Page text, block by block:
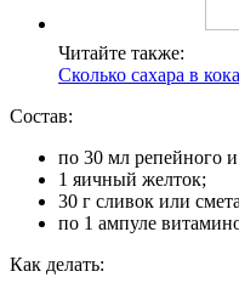
Читайте также:
Сколько сахара в
Состав:
по 30 мл репейного
1 яичный желток;
30 г сливок или
по 1 ампуле
Как делать: